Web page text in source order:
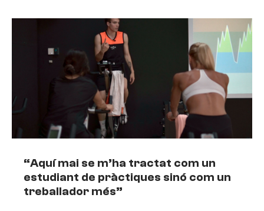
“Aquí mai se m’ha tractat com un
estudiant de pràctiques sinó com un
treballador més”